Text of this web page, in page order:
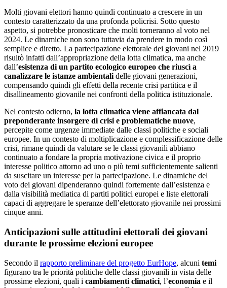
Molti giovani elettori hanno quindi continuato a crescere in un
contesto caratterizzato da una profonda policrisi. Sotto questo
aspetto, si potrebbe pronosticare che molti torneranno al voto nel
2024. Le dinamiche non sono tuttavia da prendere in modo così
semplice e diretto. La partecipazione elettorale dei giovani nel 2019
risultò infatti dall’appropriazione della lotta climatica, ma anche
dall’esistenza di un partito ecologico europeo che riuscì a
canalizzare le istanze ambientali delle giovani generazioni,
compensando quindi gli effetti della recente crisi partitica e il
disallineamento giovanile nei confronti della politica istituzionale.
Nel contesto odierno, la lotta climatica viene affiancata dal
preponderante insorgere di crisi e problematiche nuove,
percepite come urgenze immediate dalle classi politiche e sociali
europee. In un contesto di moltiplicazione e complessificazione delle
crisi, rimane quindi da valutare se le classi giovanili abbiano
continuato a fondare la propria motivazione civica e il proprio
interesse politico attorno ad uno o più temi sufficientemente salienti
da suscitare un interesse per la partecipazione. Le dinamiche del
voto dei giovani dipenderanno quindi fortemente dall’esistenza e
dalla visibilità mediatica di partiti politici europei e liste elettorali
capaci di aggregare le speranze dell’elettorato giovanile nei prossimi
cinque anni.
Anticipazioni sulle attitudini elettorali dei giovani
durante le prossime elezioni europee
Secondo il rapporto preliminare del progetto EurHope, alcuni temi
figurano tra le priorità politiche delle classi giovanili in vista delle
prossime elezioni, quali i cambiamenti climatici, l’economia e il